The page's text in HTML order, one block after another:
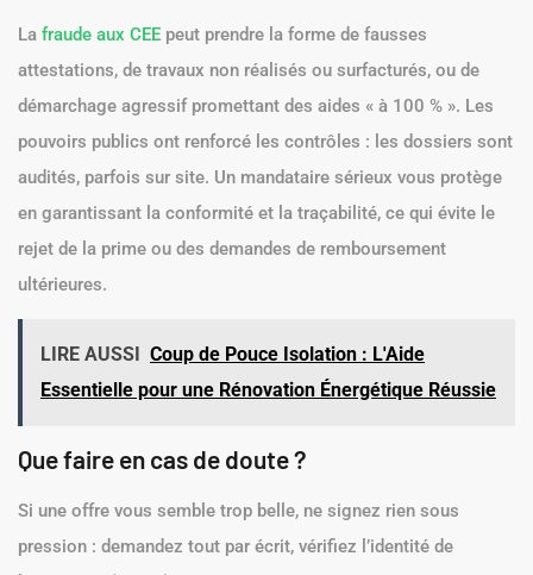
La fraude aux CEE peut prendre la forme de fausses
attestations, de travaux non réalisés ou surfacturés, ou de
démarchage agressif promettant des aides « à 100 % ». Les
pouvoirs publics ont renforcé les contrôles : les dossiers sont
audités, parfois sur site. Un mandataire sérieux vous protège
en garantissant la conformité et la traçabilité, ce qui évite le
rejet de la prime ou des demandes de remboursement
ultérieures.
LIRE AUSSI Coup de Pouce Isolation : L'Aide
Essentielle pour une Rénovation Énergétique Réussie
Que faire en cas de doute ?
Si une offre vous semble trop belle, ne signez rien sous
pression : demandez tout par écrit, vérifiez l’identité de